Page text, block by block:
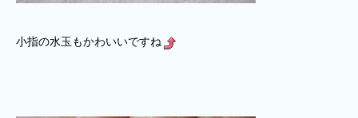
小指の水玉もかわいいですね